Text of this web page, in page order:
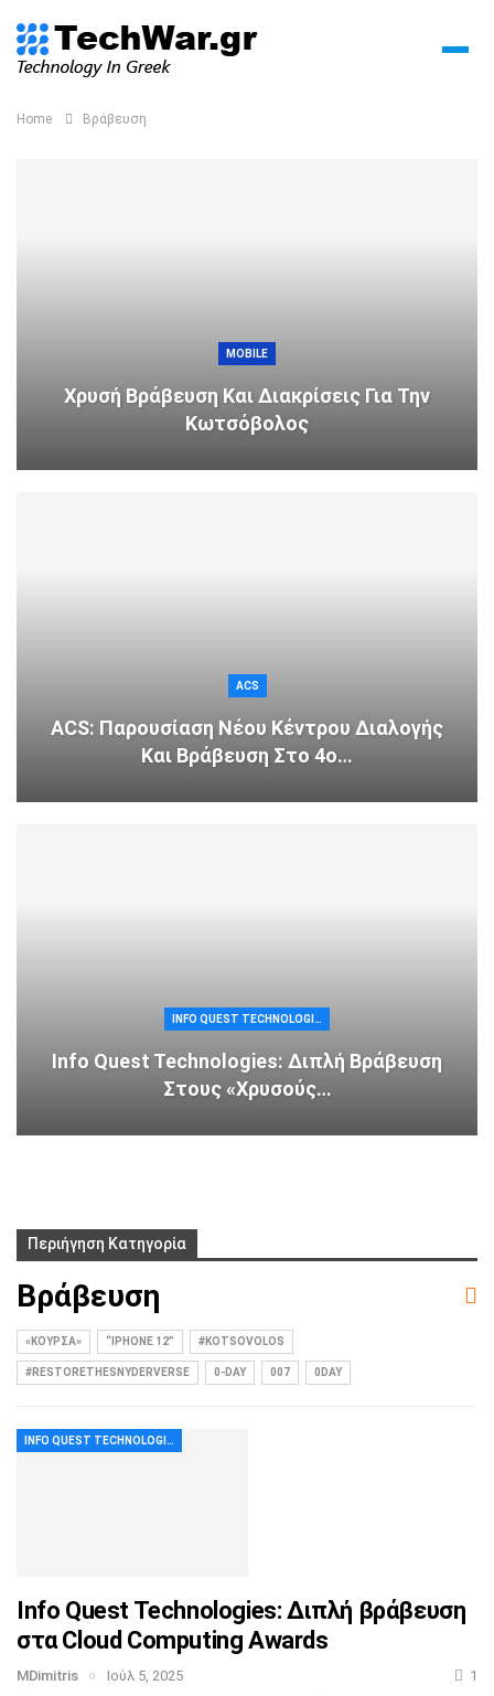
Home Βράβευση
MOBILE
Χρυσή Βράβευση Και Διακρίσεις Για Την
Κωτσόβολος
ACS
ACS: Παρουσίαση Νέου Κέντρου Διαλογής
Και Βράβευση Στο 4o…
INFO QUEST TECHNOLOGIES
Info Quest Technologies: Διπλή Βράβευση
Στους «Χρυσούς…
Περιήγηση Κατηγορία
Βράβευση
«ΚΟΎΡΣΑ» “IPHONE 12” #KOTSOVOLOS
#RESTORETHESNYDERVERSE 0-DAY 007 0DAY
INFO QUEST TECHNOLOGIES
Info Quest Technologies: Διπλή βράβευση
στα Cloud Computing Awards
MDimitris Ιούλ 5, 2025 1